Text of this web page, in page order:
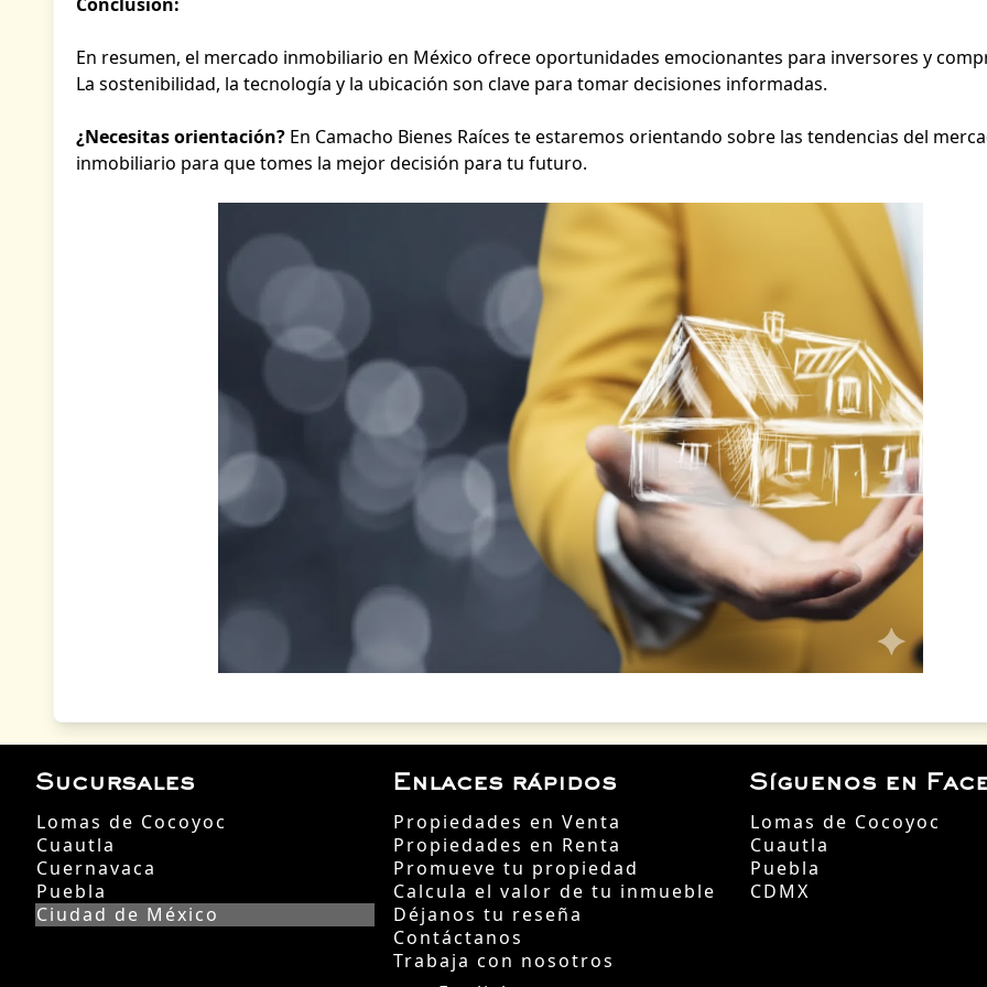
En resumen, el mercado inmobiliario en México ofrece oportunidades emocionantes para inversores y
La sostenibilidad, la tecnología y la ubicación son clave para tomar decisiones informadas.
¿Necesitas orientación? En Camacho Bienes Raíces te estaremos orientando sobre las tendencias del
inmobiliario para que tomes la mejor decisión para tu futuro.
Sucursales
Lomas de Cocoyoc
Cuautla
Cuernavaca
Puebla
Ciudad de México
Enlaces rápidos
Propiedades en Venta
Propiedades en Renta
Promueve tu propiedad
Calcula el valor de tu inmueble
Déjanos tu reseña
Contáctanos
Trabaja con nosotros
Síguenos en
Lomas de Cocoyoc
Cuautla
Puebla
CDMX